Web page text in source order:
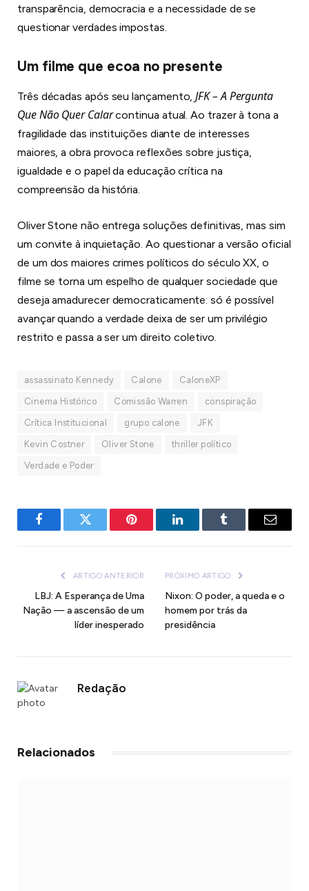
transparência, democracia e a necessidade de se
questionar verdades impostas.
Um filme que ecoa no presente
Três décadas após seu lançamento,JFK – A Pergunta
Que Não Quer Calarcontinua atual. Ao trazer à tona a
fragilidade das instituições diante de interesses
maiores, a obra provoca reflexões sobre justiça,
igualdade e o papel da educação crítica na
compreensão da história.
Oliver Stone não entrega soluções definitivas, mas sim
um convite à inquietação. Ao questionar a versão oficial
de um dos maiores crimes políticos do século XX, o
filme se torna um espelho de qualquer sociedade que
deseja amadurecer democraticamente: só é possível
avançar quando a verdade deixa de ser um privilégio
restrito e passa a ser um direito coletivo.
assassinato Kennedy Calone CaloneXP
Cinema Histórico Comissão Warren conspiração
Crítica Institucional grupo calone JFK
Kevin Costner Oliver Stone thriller político
Verdade e Poder
FacebookTwitter Pinterest LinkedInTumblr
E-
ARTIGO ANTERIOR
LBJ: A Esperança de Uma
Nação — a ascensão de um
líder inesperado
PRÓXIMO ARTIGO
Nixon: O poder, a queda e o
homem por trás da
presidência
Redação
Relacionados